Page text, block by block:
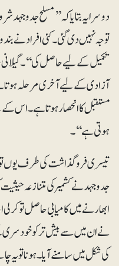
دوسرا یہ بتایا کہ ’’مسلح
توجہ نہیں دی گئی۔ کئی افراد نے
تکمیل کے لیے حاصل کی‘‘۔
آزادی کے لیے آخری مرحلہ ہوتا
مستقبل کا انحصار ہوتا ہے۔ اس
ہوتی ہے‘‘۔
تیسری فروگذاشت کی طرف یوں
جدوجہد نے کشمیر کی متنازعہ
ابھارنے میں کامیابی حاصل تو کرلی
نے ان میں سے بیش تر کو خود سری
کی شکل میں سامنے آیا۔ہونا تو